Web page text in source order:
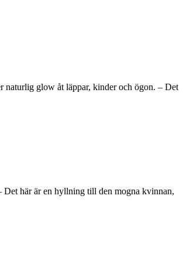
naturlig glow åt läppar, kinder och ögon. – Det
Det här är en hyllning till den mogna kvinnan,